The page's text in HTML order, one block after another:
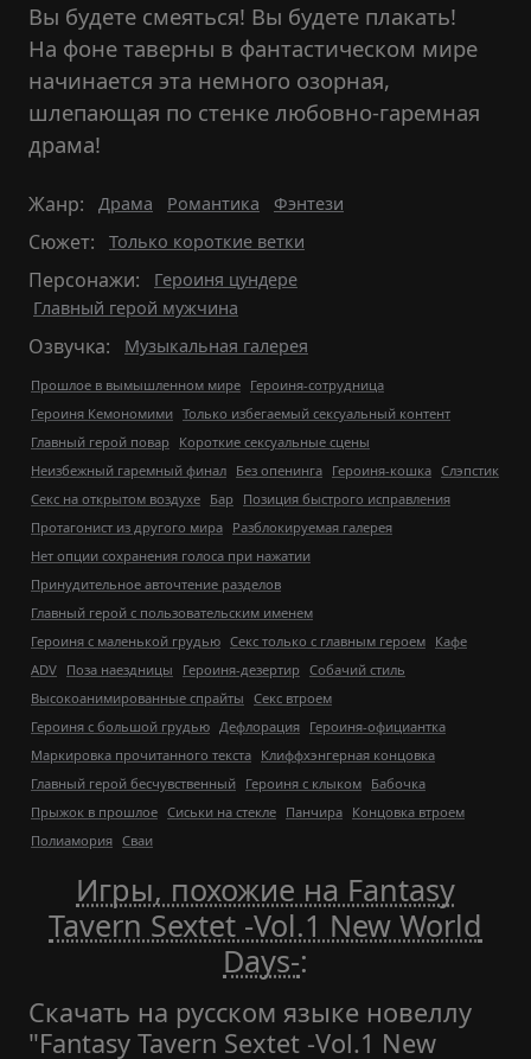
Вы будете смеяться! Вы будете плакать!
На фоне таверны в фантастическом мире
начинается эта немного озорная,
шлепающая по стенке любовно-гаремная
драма!
Жанр: Драма Романтика Фэнтези
Сюжет: Только короткие ветки
Персонажи:
Героиня цундере
Главный герой мужчина
Озвучка: Музыкальная галерея
Прошлое в вымышленном мире Героиня-сотрудница
Героиня Кемономими Только избегаемый сексуальный контент
Главный герой повар
Короткие сексуальные сцены
Неизбежный гаремный финал Без опенинга Героиня-кошка Слэпстик
Секс на открытом воздухе Бар
Позиция быстрого исправления
Протагонист из другого мира Разблокируемая галерея
Нет опции сохранения голоса при нажатии
Принудительное авточтение разделов
Главный герой с пользовательским именем
Героиня с маленькой грудью Секс только с главным героем Кафе
ADV Поза наездницы Героиня-дезертир Собачий стиль
Высокоанимированные спрайты Секс втроем
Героиня с большой грудью Дефлорация Героиня-официантка
Маркировка прочитанного текста Клиффхэнгерная концовка
Главный герой бесчувственный Героиня с клыком Бабочка
Прыжок в прошлое Сиськи на стекле Панчира Концовка втроем
Полиамория Сваи
Игры, похожие на Fantasy
Tavern Sextet -Vol.1 New World
Days-:
Скачать на русском языке новеллу
"Fantasy Tavern Sextet -Vol.1 New